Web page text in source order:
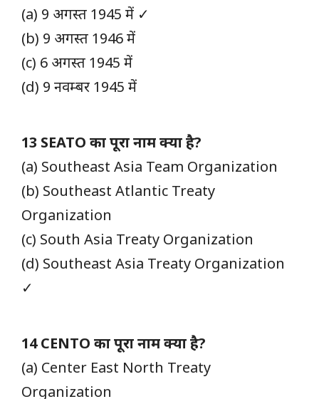
(a) 9 अगस्त 1945 में ✓
(b) 9 अगस्त 1946 में
(c) 6 अगस्त 1945 में
(d) 9 नवम्बर 1945 में
13 SEATO का पूरा नाम क्या है?
(a) Southeast Asia Team Organization
(b) Southeast Atlantic Treaty
Organization
(c) South Asia Treaty Organization
(d) Southeast Asia Treaty Organization
✓
14 CENTO का पूरा नाम क्या है?
(a) Center East North Treaty
Organization